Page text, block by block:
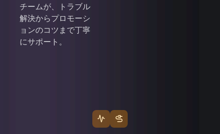
チームが、トラブル
解決からプロモーシ
ョンのコツまで丁寧
にサポート。